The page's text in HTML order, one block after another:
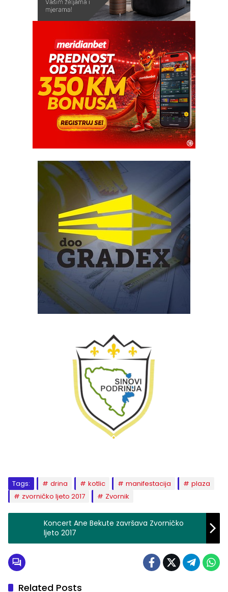
Tags: drina kotlic manifestacija
plaza
zvorničko ljeto 2017
Zvornik
Koncert Ane Bekute završava Zvorničko
ljeto 2017
Related Posts